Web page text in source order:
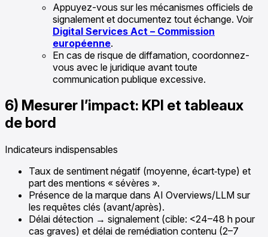
Appuyez-vous sur les mécanismes officiels de
signalement et documentez tout échange. Voir
Digital Services Act – Commission
européenne.
En cas de risque de diffamation, coordonnez-
vous avec le juridique avant toute
communication publique excessive.
6) Mesurer l’impact: KPI et tableaux
de bord
Indicateurs indispensables
Taux de sentiment négatif (moyenne, écart‑type) et
part des mentions « sévères ».
Présence de la marque dans AI Overviews/LLM sur
les requêtes clés (avant/après).
Délai détection → signalement (cible: <24–48 h pour
cas graves) et délai de remédiation contenu (2–7